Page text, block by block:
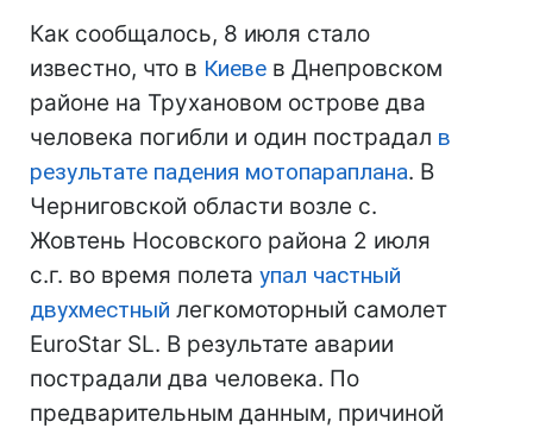
Как сообщалось, 8 июля стало
известно, что в Киеве в Днепровском
районе на Трухановом острове два
человека погибли и один пострадал в
результате падения мотопараплана. В
Черниговской области возле с.
Жовтень Носовского района 2 июля
с.г. во время полета упал частный
двухместный легкомоторный самолет
EuroStar SL. В результате аварии
пострадали два человека. По
предварительным данным, причиной